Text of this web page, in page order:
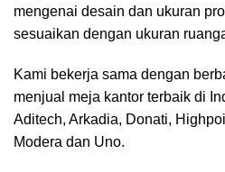
mengenai desain dan ukuran
sesuaikan dengan ukuran
Kami bekerja sama dengan
menjual meja kantor terbaik di
Aditech, Arkadia, Donati,
Modera dan Uno.